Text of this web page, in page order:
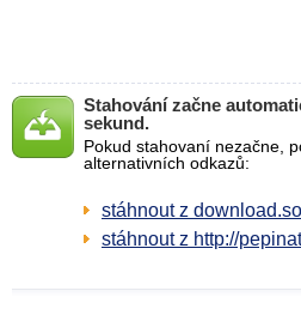
Stahování začne
sekund.
Pokud stahovaní nezačne,
alternativních odkazů:
stáhnout z
stáhnout z http://